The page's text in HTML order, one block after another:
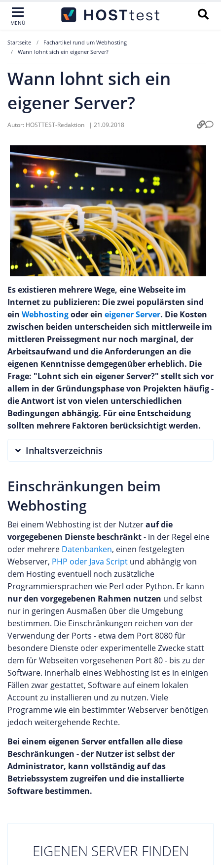
MENÜ
Startseite
Fachartikel rund um Webhosting
Wann lohnt sich ein eigener Server?
Wann lohnt sich ein
eigener Server?
Autor: HOSTTEST-Redaktion | 21.09.2018
Es existieren mehrere Wege, eine Webseite im
Internet zu publizieren: Die zwei populärsten sind
ein Webhostingoder ein eigener Server. Die Kosten
zwischen beiden unterscheiden sich mittlerweile im
mittleren Preissegment nur noch marginal, der
Arbeitsaufwand und die Anforderungen an die
eigenen Kenntnisse demgegenüber erheblich. Die
Frage: "Lohnt sich ein eigener Server?" stellt sich vor
allem in der Gründungsphase von Projekten häufig -
die Antwort ist von vielen unterschiedlichen
Bedingungen abhängig. Für eine Entscheidung
sollten mehrere Faktoren berücksichtigt werden.
Inhaltsverzeichnis
Einschränkungen beim
Webhosting
Bei einem Webhosting ist der Nutzerauf die
vorgegebenen Dienste beschränkt- in der Regel eine
oder mehrere Datenbanken, einen festgelegten
Webserver, PHP oder Java Script und abhängig von
dem Hosting eventuell noch zusätzliche
Programmiersprachen wie Perl oder Python. Er kann
nur den vorgegebenen Rahmen nutzen und selbst
nur in geringen Ausmaßen über die Umgebung
bestimmen. Die Einschränkungen reichen von der
Verwendung der Ports - etwa dem Port 8080 für
besondere Dienste oder experimentelle Zwecke statt
dem für Webseiten vorgesehenen Port 80 - bis zu der
Software. Innerhalb eines Webhosting ist es in einigen
Fällen zwar gestattet, Software auf einem lokalen
Account zu installieren und zu nutzen. Viele
Programme wie ein bestimmter Webserver benötigen
jedoch weitergehende Rechte.
Bei einem eigenen Server entfallen alle diese
Beschränkungen - der Nutzer ist selbst der
Administrator, kann vollständig auf das
Betriebssystem zugreifen und die installierte
Software bestimmen.
EIGENEN SERVER FINDEN